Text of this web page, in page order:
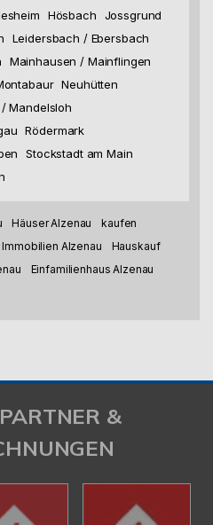
Hösbach
Jossgrund
Leidersbach / Ebersbach
Mainhausen / Mainflingen
Neuhütten
Mandelsloh
Rödermark
Stockstadt am Main
Häuser Alzenau
kaufen
Immobilien Alzenau
Hauskauf
Einfamilienhaus Alzenau
&